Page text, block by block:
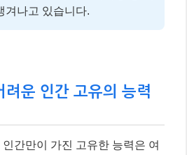
겨나고 있습니다.
려운 인간 고유의 능력
간만이 가진 고유한 능력은 여